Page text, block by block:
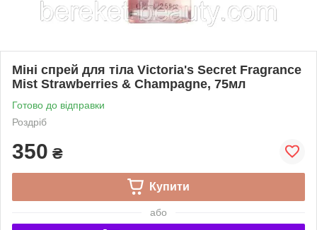
Міні спрей для тіла Victoria's Secret Fragrance
Mist Strawberries & Champagne, 75мл
Готово до відправки
Роздріб
350 ₴
Купити
або